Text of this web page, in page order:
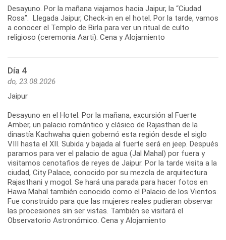
Desayuno. Por la mañana viajamos hacia Jaipur, la “Ciudad
Rosa”. Llegada Jaipur, Check-in en el hotel. Por la tarde, vamos
a conocer el Templo de Birla para ver un ritual de culto
religioso (ceremonia Aarti). Cena y Alojamiento
Día 4
do, 23.08.2026
Jaipur
Desayuno en el Hotel. Por la mañana, excursión al Fuerte
Amber, un palacio romántico y clásico de Rajasthan de la
dinastía Kachwaha quien gobernó esta región desde el siglo
VIII hasta el XII. Subida y bajada al fuerte será en jeep. Después
paramos para ver el palacio de agua (Jal Mahal) por fuera y
visitamos cenotafios de reyes de Jaipur. Por la tarde visita a la
ciudad, City Palace, conocido por su mezcla de arquitectura
Rajasthani y mogol. Se hará una parada para hacer fotos en
Hawa Mahal también conocido como el Palacio de los Vientos.
Fue construido para que las mujeres reales pudieran observar
las procesiones sin ser vistas. También se visitará el
Observatorio Astronómico. Cena y Alojamiento